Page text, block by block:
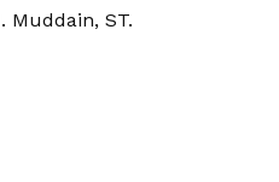
Muddain, ST.